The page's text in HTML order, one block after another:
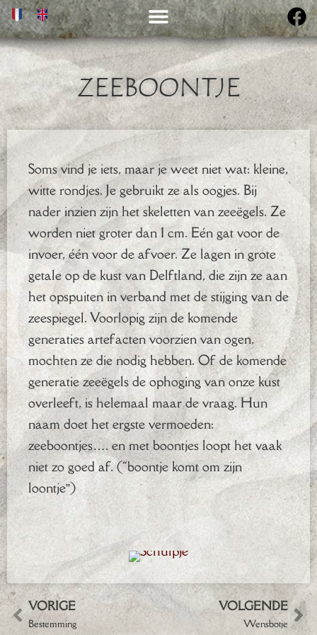
ZEEBOONTJE
Soms vind je iets, maar je weet niet wat: kleine,
witte rondjes. Je gebruikt ze als oogjes. Bij
nader inzien zijn het skeletten van zeeëgels. Ze
worden niet groter dan 1 cm. Eén gat voor de
invoer, één voor de afvoer. Ze lagen in grote
getale op de kust van Delftland, die zijn ze aan
het opspuiten in verband met de stijging van de
zeespiegel. Voorlopig zijn de komende
generaties artefacten voorzien van ogen,
mochten ze die nodig hebben. Of de komende
generatie zeeëgels de ophoging van onze kust
overleeft, is helemaal maar de vraag. Hun
naam doet het ergste vermoeden:
zeeboontjes…. en met boontjes loopt het vaak
niet zo goed af. (“boontje komt om zijn
loontje”)
VORIGE
Bestemming
VOLGENDE
Wensbotje